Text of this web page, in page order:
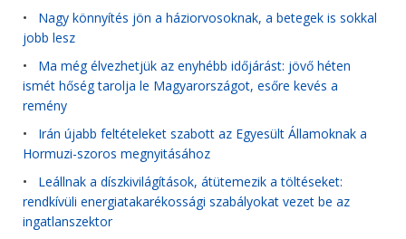
• Nagy könnyítés jön a háziorvosoknak, a betegek is sokkal
jobb lesz
• Ma még élvezhetjük az enyhébb időjárást: jövő héten
ismét hőség tarolja le Magyarországot, esőre kevés a
remény
• Irán újabb feltételeket szabott az Egyesült Államoknak a
Hormuzi-szoros megnyitásához
• Leállnak a díszkivilágítások, átütemezik a töltéseket:
rendkívüli energiatakarékossági szabályokat vezet be az
ingatlanszektor